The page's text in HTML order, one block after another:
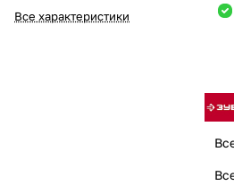
Все характеристики
в корзину
% картой любого